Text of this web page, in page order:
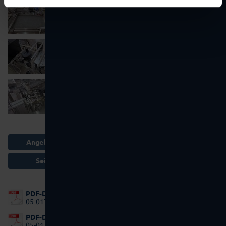
Angebot anfordern
Seite drucken
PDF-DOWNLOAD:
05-0177 leaflet_e.pdf
PDF-DOWNLOAD: